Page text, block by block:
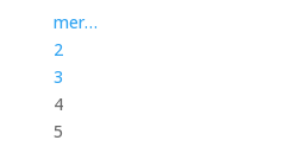
mer…
2
3
4
5